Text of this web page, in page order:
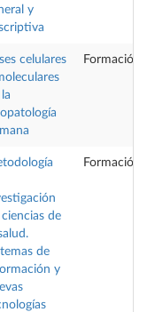
y
celulares
Formación
de
de
y
Formación